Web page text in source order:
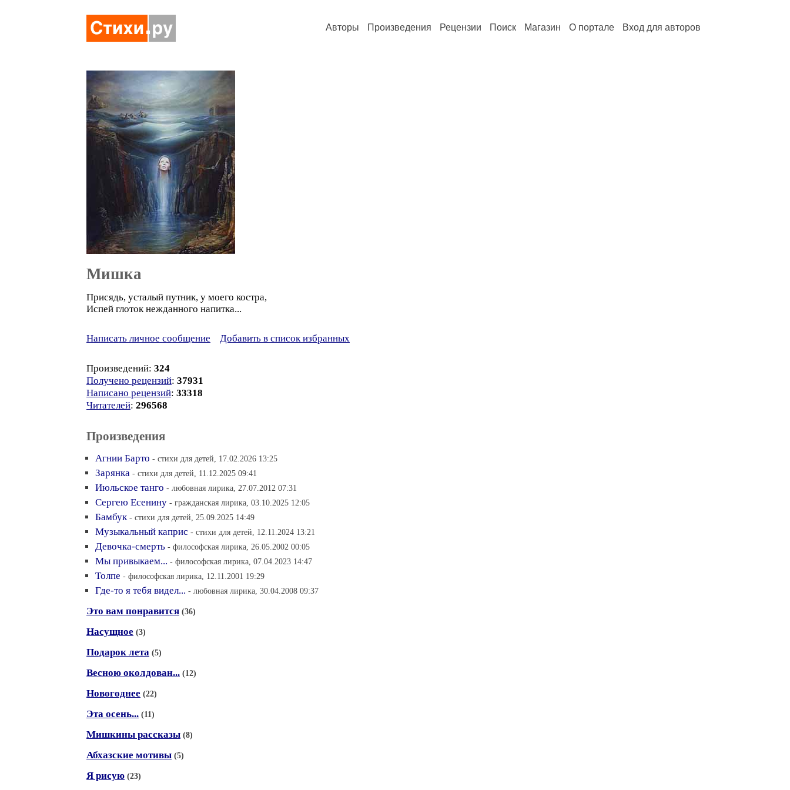
Авторы Произведения Рецензии Поиск Магазин О портале Вход для авторов
Мишка
Присядь, усталый путник, у моего костра,
Испей глоток нежданного напитка...
Написать личное сообщение Добавить в список избранных
Произведений: 324
Получено рецензий: 37931
Написано рецензий: 33318
Читателей: 296568
Произведения
Агнии Барто - стихи для детей, 17.02.2026 13:25
Зарянка - стихи для детей, 11.12.2025 09:41
Июльское танго - любовная лирика, 27.07.2012 07:31
Сергею Есенину - гражданская лирика, 03.10.2025 12:05
Бамбук - стихи для детей, 25.09.2025 14:49
Музыкальный каприс - стихи для детей, 12.11.2024 13:21
Девочка-смерть - философская лирика, 26.05.2002 00:05
Мы привыкаем... - философская лирика, 07.04.2023 14:47
Толпе - философская лирика, 12.11.2001 19:29
Где-то я тебя видел... - любовная лирика, 30.04.2008 09:37
Это вам понравится (36)
Насущное (3)
Подарок лета (5)
Весною околдован... (12)
Новогоднее (22)
Эта осень... (11)
Мишкины рассказы (8)
Абхазские мотивы (5)
Я рисую (23)